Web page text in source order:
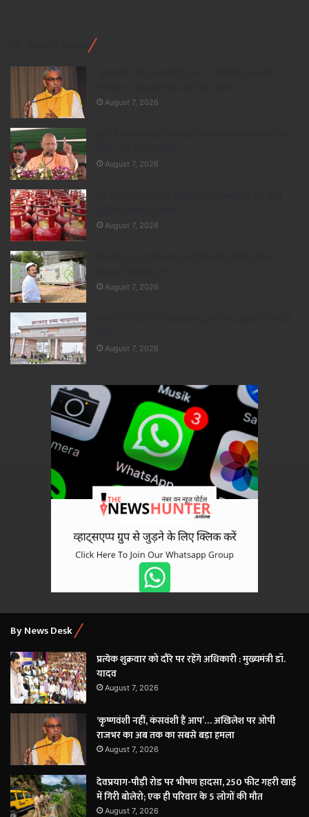
×
August 7, 2026
August 7, 2026
August 7, 2026
August 7, 2026
August 7, 2026
By News Desk
प्रत्येक शुक्रवार को दौरे पर रहेंगे अधिकारी : मुख्यमंत्री डॉ.
यादव
August 7, 2026
‘कृष्णवंशी नहीं, कंसवंशी हैं आप’… अखिलेश पर ओपी
राजभर का अब तक का सबसे बड़ा हमला
August 7, 2026
देवप्रयाग-पौड़ी रोड पर भीषण हादसा, 250 फीट गहरी खाई
में गिरी बोलेरो; एक ही परिवार के 5 लोगों की मौत
August 7, 2026